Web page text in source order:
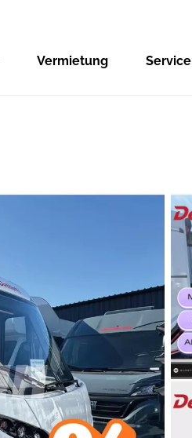
Vermietung Service